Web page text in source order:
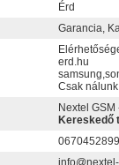
Érd
Garancia,
erd.hu
Csak
Nextel GSM
Kereskedő